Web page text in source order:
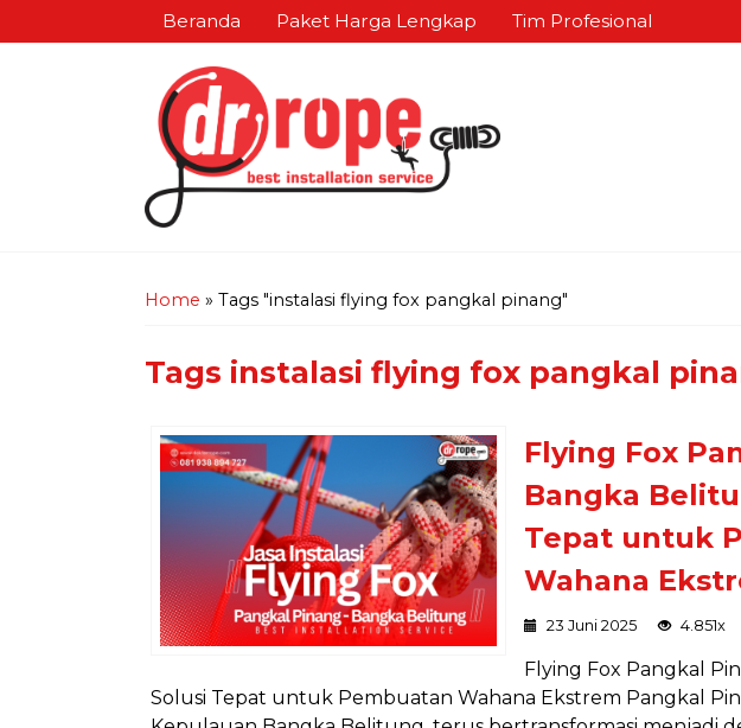
Beranda Paket Harga Lengkap Tim Profesional
Home » Tags "instalasi flying fox pangkal pinang"
Tags instalasi flying fox pangkal
Flying Fox
Bangka
Tepat untuk
Wahana
23 Juni 2025 4.851x
Flying Fox Pangkal
Solusi Tepat untuk Pembuatan Wahana Ekstrem Pangkal